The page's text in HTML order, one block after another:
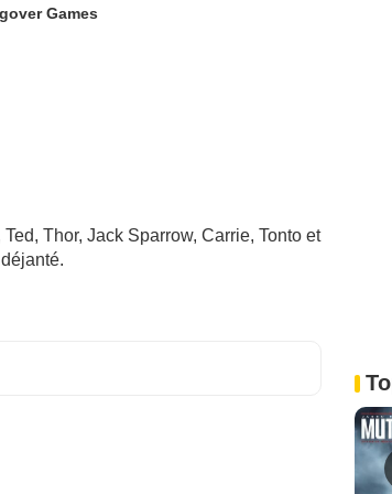
Games
Thor, Jack Sparrow, Carrie, Tonto et